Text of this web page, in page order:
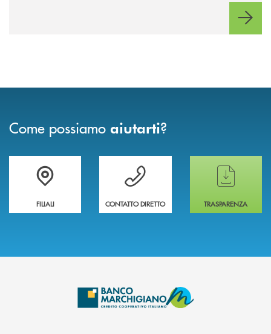
Come possiamo aiutarti?
Trova la filiale più vicina a te
FILIALI
Hai bisogno di assistenza immediata ?
CONTATTO DIRETTO
Hai bisogno di
TRASPARENZA